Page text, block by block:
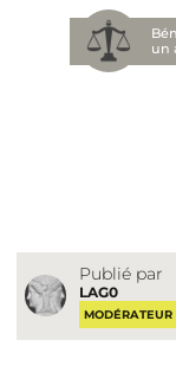
un
Publié par
LAG0
MODÉRATEUR